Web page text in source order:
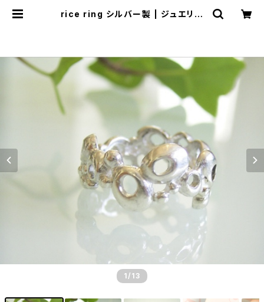
rice ring シルバー製 | ジュエリー
1 /13